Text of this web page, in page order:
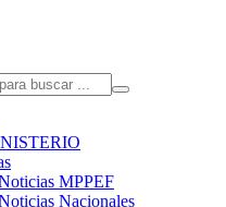
MPPEF
Nacionales